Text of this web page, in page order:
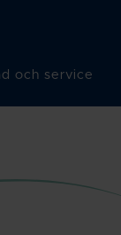
och service